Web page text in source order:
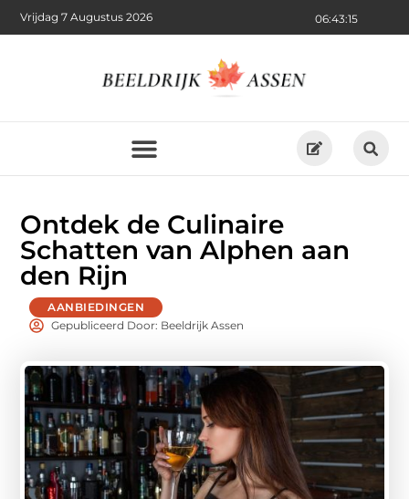
06:43:16
Vrijdag 7 Augustus 2026
Ontdek de Culinaire
Schatten van Alphen aan
den Rijn
AANBIEDINGEN
Gepubliceerd Door: Beeldrijk Assen